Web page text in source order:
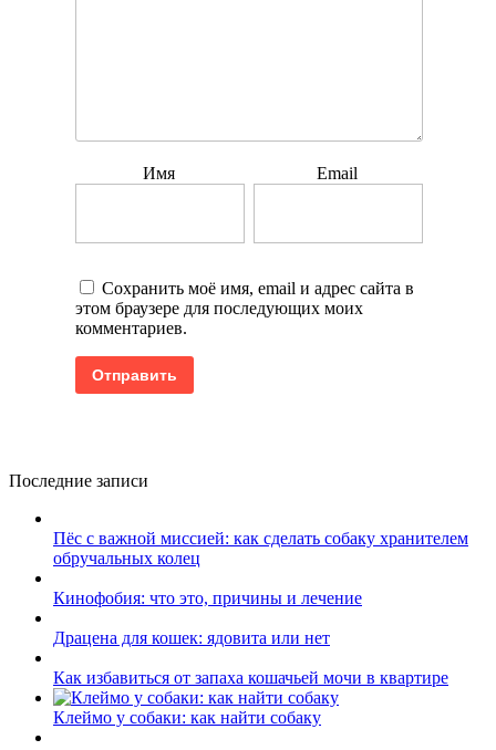
Имя Email
Сохранить моё имя, email и адрес сайта в
этом браузере для последующих моих
комментариев.
Последние записи
Пёс с важной миссией: как сделать собаку хранителем
обручальных колец
Кинофобия: что это, причины и лечение
Драцена для кошек: ядовита или нет
Как избавиться от запаха кошачьей мочи в квартире
Клеймо у собаки: как найти собаку